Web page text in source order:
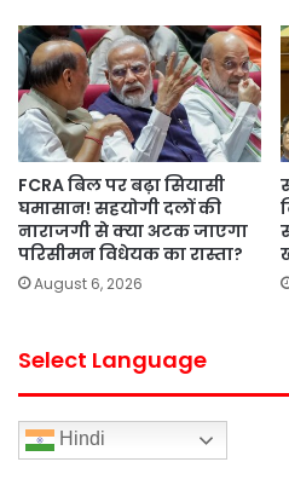
FCRA बिल पर बढ़ा सियासी
घमासान! सहयोगी दलों की
नाराजगी से क्या अटक जाएगा
परिसीमन विधेयक का रास्ता?
August 6, 2026
Select Language
Hindi